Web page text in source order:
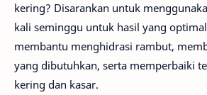
kering? Disarankan untuk
kali seminggu untuk hasil yang
membantu menghidrasi rambut,
yang dibutuhkan, serta memperbaiki
kering dan kasar.